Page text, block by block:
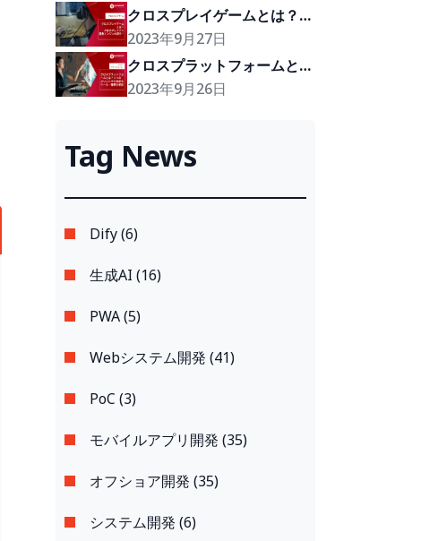
ク：アプリ開発の優れた選択
肢
クロスプレイゲームとは？ク
ロスプレイゲーム開発エンジ
ンの紹介！
2023年9月27日
クロスプラットフォームと
は？3つのメリットや代表的
2023年9月26日
Tag News
Dify (6)
生成AI (16)
PWA (5)
Webシステム開発 (41)
PoC (3)
モバイルアプリ開発 (35)
オフショア開発 (35)
システム開発 (6)